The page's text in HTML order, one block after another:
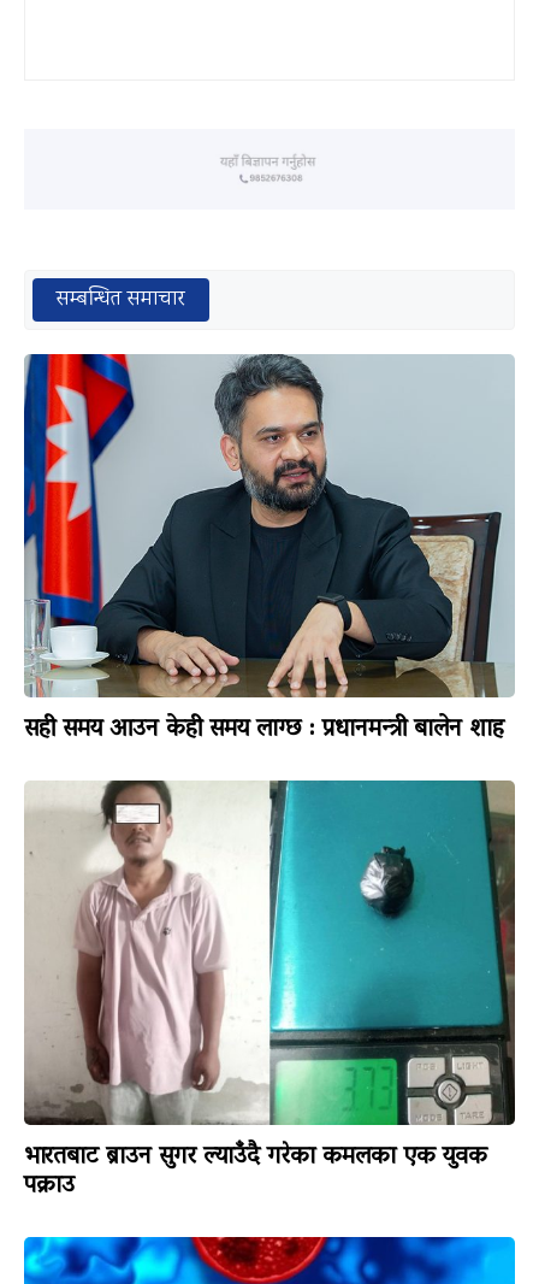
सम्बन्धित समाचार
सही समय आउन केही समय लाग्छ : प्रधानमन्त्री बालेन शाह
भारतबाट ब्राउन सुगर ल्याउँदै गरेका कमलका एक युवक
पक्राउ